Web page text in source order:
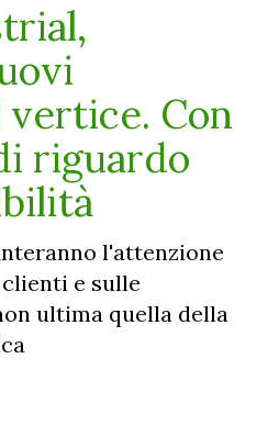
vertice. Con
riguardo
l'attenzione
e sulle
ultima quella della